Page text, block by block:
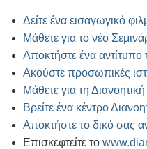
Δείτε ένα εισαγωγικό
Μάθετε για το νέο
Αποκτήστε ένα αντίτυπο
Ακούστε προσωπικές
Μάθετε για τη
Βρείτε ένα κέντρο
Αποκτήστε το δικό σας
Επισκεφτείτε το